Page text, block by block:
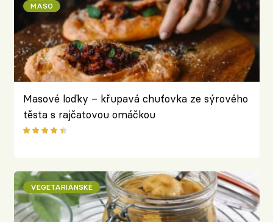
MASO
Masové loďky – křupavá chuťovka ze sýrového
těsta s rajčatovou omáčkou
VEGETARIÁNSKÉ